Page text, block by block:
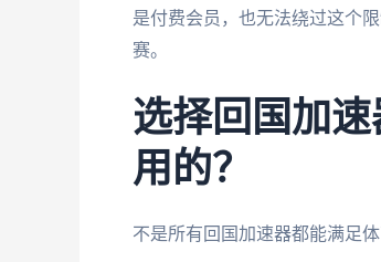
是付费会员，也无法绕过这个
赛。
选择回国加
用的？
不是所有回国加速器都能满足